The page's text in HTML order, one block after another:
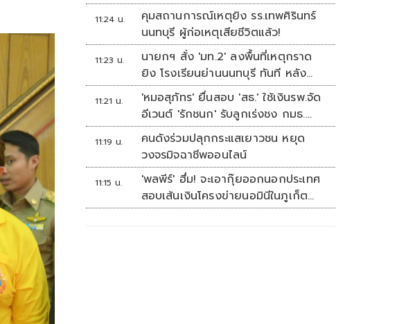
11:24 น.
คุมสถานการณ์เหตุยิง รร.เทพศิรินทร์
นนทบุรี ผู้ก่อเหตุเสียชีวิตแล้ว!
11:23 น.
นายกฯ สั่ง 'มท.2' ลงพื้นที่เหตุกราด
ยิง โรงเรียนย่านนนทบุรี ทันที หลัง
ปลัดมท.รายงานความคืบหน้า
11:21 น.
'หมอสุภัทร' ยื่นสอบ 'สธ.' ใช้เงินรพ.จัด
อีเวนต์ 'รักชนก' รับลูกเร่งชง กมธ.
สังคายนา
11:19 น.
คนดังร่วมปลุกกระแสเยาวชน หยุด
วงจรมิจฉาชีพออนไลน์
11:15 น.
'พลพีร์' ฮึ่ม! จะเอากุ๊ยออกนอกประเทศ
สอบเส้นเงินโครงข่ายนอมินีในภูเก็ต
กว่า100บริษัท